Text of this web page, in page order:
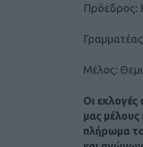
Πρόεδρος:
Μέλος:
Οι
μας
πλήρωμα